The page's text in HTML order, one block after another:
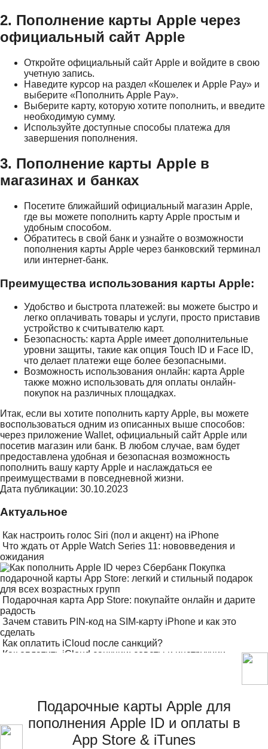
2. Пополнение карты Apple через
официальный сайт Apple
Откройте официальный сайт Apple и войдите в свою
учетную запись.
Наведите курсор на раздел «Кошелек и Apple Pay» и
выберите «Пополнить Apple Pay».
Выберите карту, которую хотите пополнить, и введите
необходимую сумму.
Используйте доступные способы платежа для
завершения пополнения.
3. Пополнение карты Apple в
магазинах и банках
Посетите ближайший официальный магазин Apple,
где вы можете пополнить карту Apple простым и
удобным способом.
Обратитесь в свой банк и узнайте о возможности
пополнения карты Apple через банковский терминал
или интернет-банк.
Преимущества использования карты Apple:
Удобство и быстрота платежей: вы можете быстро и
легко оплачивать товары и услуги, просто приставив
устройство к считывателю карт.
Безопасность: карта Apple имеет дополнительные
уровни защиты, такие как опция Touch ID и Face ID,
что делает платежи еще более безопасными.
Возможность использования онлайн: карта Apple
также можно использовать для оплаты онлайн-
покупок на различных площадках.
Итак, если вы хотите пополнить карту Apple, вы можете
воспользоваться одним из описанных выше способов:
через приложение Wallet, официальный сайт Apple или
посетив магазин или банк. В любом случае, вам будет
предоставлена удобная и безопасная возможность
пополнить вашу карту Apple и наслаждаться ее
преимуществами в повседневной жизни.
Дата публикации: 30.10.2023
Актуальное
Как настроить голос Siri (пол и акцент) на iPhone
Что ждать от Apple Watch Series 11: нововведения и
ожидания
Покупка
подарочной карты App Store: легкий и стильный подарок
для всех возрастных групп
Подарочная карта App Store: покупайте онлайн и дарите
радость
Зачем ставить PIN-код на SIM-карту iPhone и как это
сделать
Как оплатить iCloud после санкций?
Как оплатить iCloud санкции: советы и инструкции
Подарочные карты Apple для
пополнения Apple ID и оплаты в
App Store & iTunes